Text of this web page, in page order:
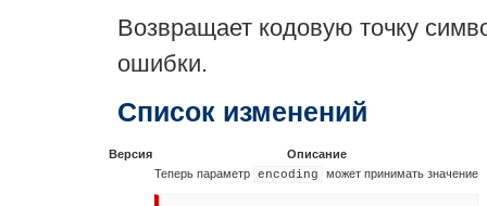
Возвращает кодовую точку
ошибки.
Список изменений
Версия Описание
Теперь параметр encoding может принимать значение